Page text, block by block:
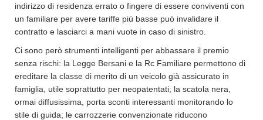
indirizzo di residenza errato o fingere di essere conviventi con
un familiare per avere tariffe più basse può invalidare il
contratto e lasciarci a mani vuote in caso di sinistro.
Ci sono però strumenti intelligenti per abbassare il premio
senza rischi: la Legge Bersani e la Rc Familiare permettono di
ereditare la classe di merito di un veicolo già assicurato in
famiglia, utile soprattutto per neopatentati; la scatola nera,
ormai diffusissima, porta sconti interessanti monitorando lo
stile di guida; le carrozzerie convenzionate riducono